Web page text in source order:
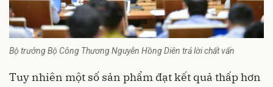
Bộ trưởng Bộ Công Thương Nguyễn Hồng Diên trả lời chất vấn
Tuy nhiên một số sản phẩm đạt kết quả thấp hơn